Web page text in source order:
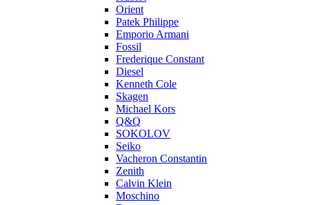
Orient
Patek Philippe
Emporio Armani
Fossil
Frederique Constant
Diesel
Kenneth Cole
Skagen
Michael Kors
Q&Q
SOKOLOV
Seiko
Vacheron Constantin
Zenith
Calvin Klein
Moschino